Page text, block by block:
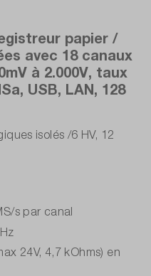
papier /
avec 18 canaux
à 2.000V, taux
USB, LAN, 128
isolés /6 HV, 12
s par canal
24V, 4,7 kOhms) en